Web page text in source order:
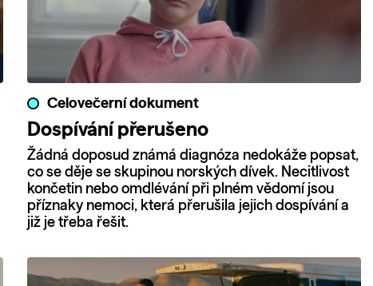
Celovečerní dokument
Dospívání přerušeno
Žádná doposud známá diagnóza nedokáže popsat,
co se děje se skupinou norských dívek. Necitlivost
končetin nebo omdlévání při plném vědomí jsou
příznaky nemoci, která přerušila jejich dospívání a
již je třeba řešit.